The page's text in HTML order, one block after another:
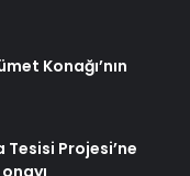
Konağı’nın
Tesisi Projesi’ne